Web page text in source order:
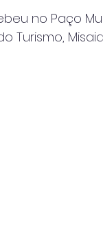
no Paço
Turismo,